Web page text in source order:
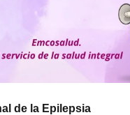
de la Epilepsia